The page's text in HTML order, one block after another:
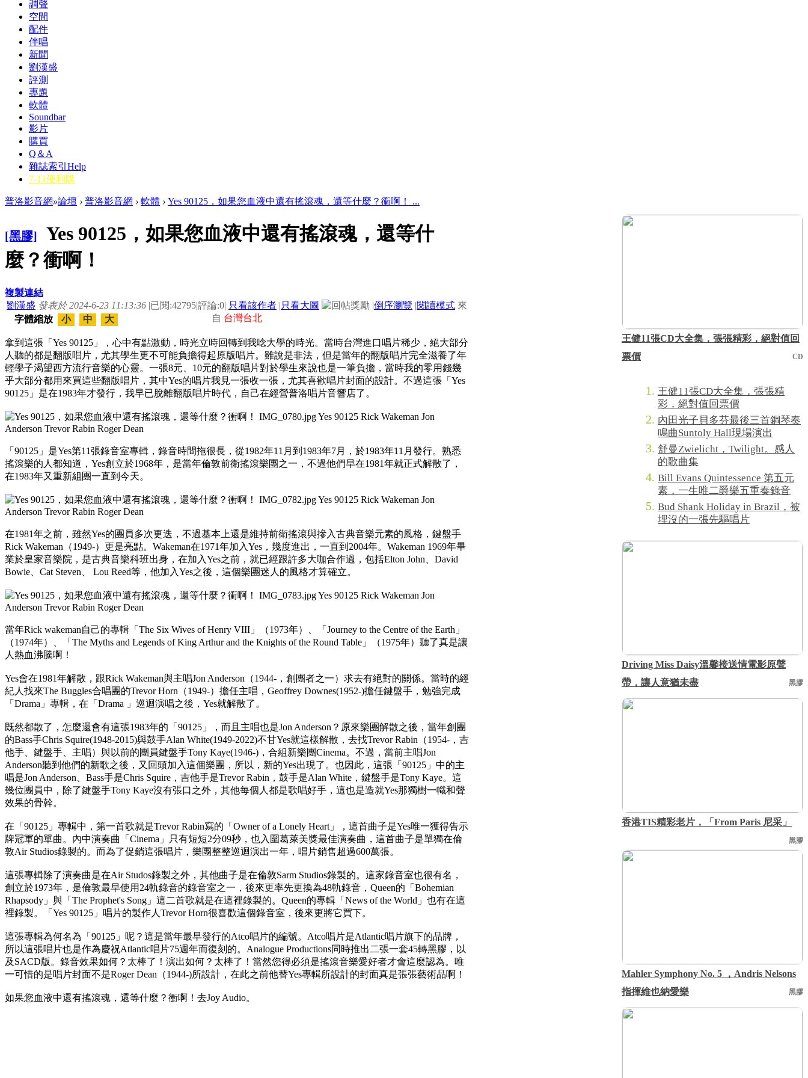
調聲
空間
配件
伴唱
新聞
劉漢盛
評測
專題
軟體
Soundbar
影片
購買
Q＆A
雜誌索引 Help
7-11便利購
普洛影音網»論壇 › 普洛影音網 › 軟體 › Yes 90125，如果您血液中還有搖滾魂，還等什麼？衝啊！ ...
[黑膠]
Yes 90125，如果您血液中還有搖滾魂，還等什
麼？衝啊！
複製連結
劉漢盛 發表於 2024-6-23 11:13:36 |已閱:42795|評論:0| 只看該作者 |只看大圖 |倒序瀏覽 |閱讀模式 來
自 台灣台北
字體縮放 小 中 大
拿到這張「Yes 90125」，心中有點激動，時光立時回轉到我唸大學的時光。當時台灣進口唱片稀少，絕大部分
人聽的都是翻版唱片，尤其學生更不可能負擔得起原版唱片。雖說是非法，但是當年的翻版唱片完全滋養了年
輕學子渴望西方流行音樂的心靈。一張8元、10元的翻版唱片對於學生來說也是一筆負擔，當時我的零用錢幾
乎大部分都用來買這些翻版唱片，其中Yes的唱片我見一張收一張，尤其喜歡唱片封面的設計。不過這張「Yes
90125」是在1983年才發行，我早已脫離翻版唱片時代，自己在經營普洛唱片音響店了。
「90125」是Yes第11張錄音室專輯，錄音時間拖很長，從1982年11月到1983年7月，於1983年11月發行。熟悉
搖滾樂的人都知道，Yes創立於1968年，是當年倫敦前衛搖滾樂團之一，不過他們早在1981年就正式解散了，
在1983年又重新組團一直到今天。
在1981年之前，雖然Yes的團員多次更迭，不過基本上還是維持前衛搖滾與摻入古典音樂元素的風格，鍵盤手
Rick Wakeman（1949-）更是亮點。Wakeman在1971年加入Yes，幾度進出，一直到2004年。Wakeman 1969年畢
業於皇家音樂院，是古典音樂科班出身，在加入Yes之前，就已經跟許多大咖合作過，包括Elton John、David
Bowie、Cat Steven、 Lou Reed等，他加入Yes之後，這個樂團迷人的風格才算確立。
當年Rick wakeman自己的專輯「The Six Wives of Henry VIII」（1973年）、「Journey to the Centre of the Earth」
（1974年）、「The Myths and Legends of King Arthur and the Knights of the Round Table」（1975年）聽了真是讓
人熱血沸騰啊！
Yes會在1981年解散，跟Rick Wakeman與主唱Jon Anderson（1944-，創團者之一）求去有絕對的關係。當時的經
紀人找來The Buggles合唱團的Trevor Horn（1949-）擔任主唱，Geoffrey Downes(1952-)擔任鍵盤手，勉強完成
「Drama」專輯，在「Drama 」巡迴演唱之後，Yes就解散了。
既然都散了，怎麼還會有這張1983年的「90125」，而且主唱也是Jon Anderson？原來樂團解散之後，當年創團
的Bass手Chris Squire(1948-2015)與鼓手Alan White(1949-2022)不甘Yes就這樣解散，去找Trevor Rabin（1954-，吉
他手、鍵盤手、主唱）與以前的團員鍵盤手Tony Kaye(1946-)，合組新樂團Cinema。不過，當前主唱Jon
Anderson聽到他們的新歌之後，又回頭加入這個樂團，所以，新的Yes出現了。也因此，這張「90125」中的主
唱是Jon Anderson、Bass手是Chris Squire，吉他手是Trevor Rabin，鼓手是Alan White，鍵盤手是Tony Kaye。這
幾位團員中，除了鍵盤手Tony Kaye沒有張口之外，其他每個人都是歌唱好手，這也是造就Yes那獨樹一幟和聲
效果的骨幹。
在「90125」專輯中，第一首歌就是Trevor Rabin寫的「Owner of a Lonely Heart」，這首曲子是Yes唯一獲得告示
牌冠軍的單曲。內中演奏曲「Cinema」只有短短2分09秒，也入圍葛萊美獎最佳演奏曲，這首曲子是單獨在倫
敦Air Studios錄製的。而為了促銷這張唱片，樂團整整巡迴演出一年，唱片銷售超過600萬張。
這張專輯除了演奏曲是在Air Studos錄製之外，其他曲子是在倫敦Sarm Studios錄製的。這家錄音室也很有名，
創立於1973年，是倫敦最早使用24軌錄音的錄音室之一，後來更率先更換為48軌錄音，Queen的「Bohemian
Rhapsody」與「The Prophet's Song」這二首歌就是在這裡錄製的。Queen的專輯「News of the World」也有在這
裡錄製。「Yes 90125」唱片的製作人Trevor Horn很喜歡這個錄音室，後來更將它買下。
這張專輯為何名為「90125」呢？這是當年最早發行的Atco唱片的編號。Atco唱片是Atlantic唱片旗下的品牌，
所以這張唱片也是作為慶祝Atlantic唱片75週年而復刻的。Analogue Productions同時推出二張一套45轉黑膠，以
及SACD版。錄音效果如何？太棒了！演出如何？太棒了！當然您得必須是搖滾音樂愛好者才會這麼認為。唯
一可惜的是唱片封面不是Roger Dean（1944-)所設計，在此之前他替Yes專輯所設計的封面真是張張藝術品啊！
如果您血液中還有搖滾魂，還等什麼？衝啊！去Joy Audio。
王健11張CD大全集，張張精彩，絕對值回
票價
CD
王健11張CD大全集，張張精
彩，絕對值回票價
內田光子貝多芬最後三首鋼琴奏
鳴曲Suntoly Hall現場演出
舒曼Zwielicht，Twilight。感人
的歌曲集
Bill Evans Quintessence 第五元
素，一生唯二爵樂五重奏錄音
Bud Shank Holiday in Brazil，被
埋沒的一張先驅唱片
Driving Miss Daisy溫馨接送情電影原聲
帶，讓人意猶未盡
黑膠
香港TIS精彩老片，「From Paris 尼采」
黑膠
Mahler Symphony No. 5 ，Andris Nelsons
指揮維也納愛樂
黑膠